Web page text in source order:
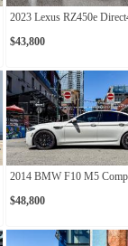
2023 Lexus RZ450e
$43,800
2014 BMW F10 M5
$48,800